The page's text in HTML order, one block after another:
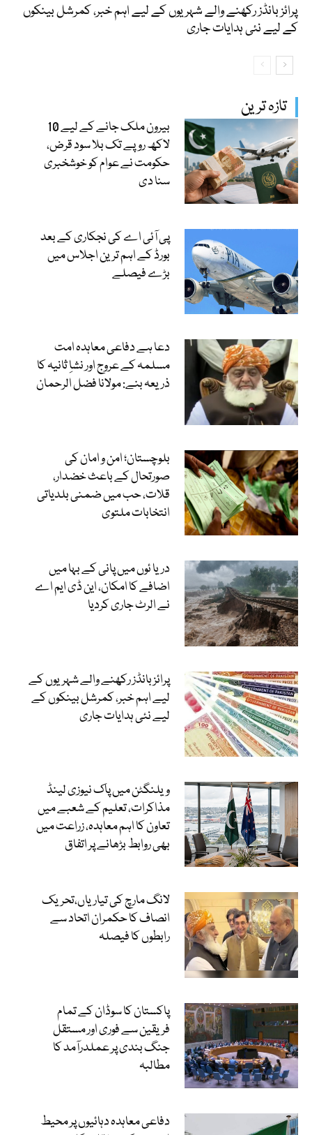
تازہ ترین
بیرون ملک جانے کے لیے 10
لاکھ روپے تک بلا سود قرض،
حکومت نے عوام کو خوشخبری
سنا دی
پی آئی اے کی نجکاری کے بعد
بورڈ کے اہم ترین اجلاس میں
بڑے فیصلے
دعا ہے دفاعی معاہدہ امت
مسلمہ کے عروج اور نشاِ ثانیہ کا
ذریعہ بنے: مولانا فضل الرحمان
بلوچستان؛ امن و امان کی
صورتحال کے باعث خضدار،
قلات، حب میں ضمنی بلدیاتی
انتخابات ملتوی
دریا ئوں میں پانی کے بہا میں
اضافے کا امکان، این ڈی ایم اے
نے الرٹ جاری کردیا
پرائز بانڈز رکھنے والے شہریوں کے
لیے اہم خبر، کمرشل بینکوں کے
لیے نئی ہدایات جاری
ویلنگٹن میں پاک نیوزی لینڈ
مذاکرات، تعلیم کے شعبے میں
تعاون کا اہم معاہدہ، زراعت میں
بھی روابط بڑھانے پر اتفاق
لانگ مارچ کی تیاریاں،تحریک
انصاف کا حکمران اتحاد سے
رابطوں کا فیصلہ
پاکستان کا سوڈان کے تمام
فریقین سے فوری اور مستقل
جنگ بندی پر عملدرآمد کا
مطالبہ
دفاعی معاہدہ دہائیوں پر محیط
پرائز بانڈز رکھنے والے شہریوں کے لیے اہم خبر، کمرشل بینکوں
کے لیے نئی ہدایات جاری